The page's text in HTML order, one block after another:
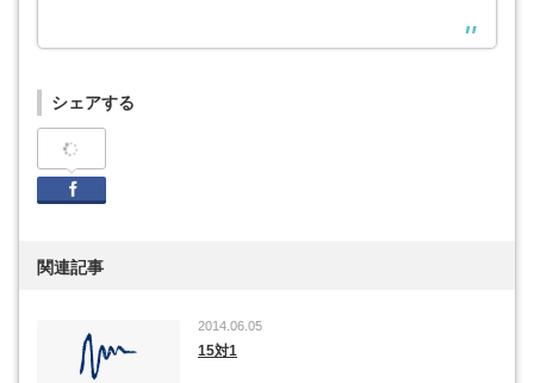
シェアする
関連記事
2014.06.05
15対1